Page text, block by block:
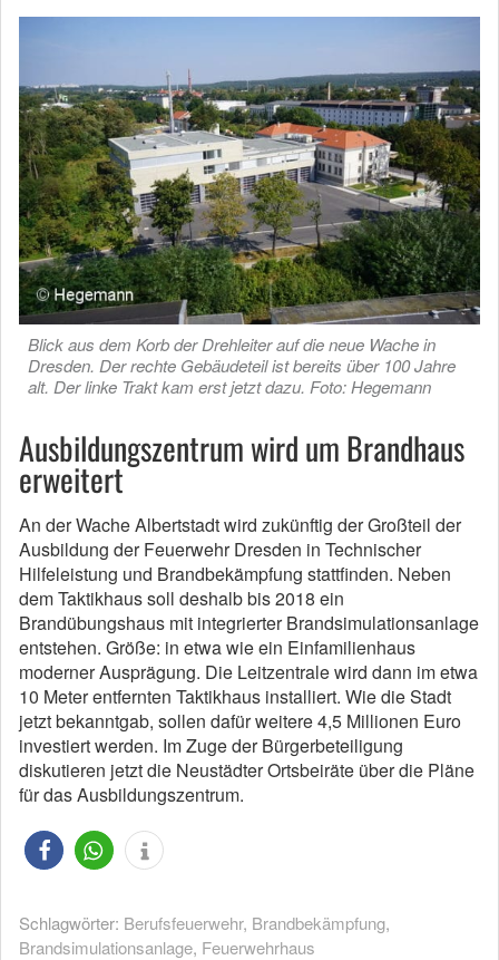
Blick aus dem Korb der Drehleiter auf die neue Wache in
Dresden. Der rechte Gebäudeteil ist bereits über 100 Jahre
alt. Der linke Trakt kam erst jetzt dazu. Foto: Hegemann
Ausbildungszentrum wird um Brandhaus
erweitert
An der Wache Albertstadt wird zukünftig der Großteil der
Ausbildung der Feuerwehr Dresden in Technischer
Hilfeleistung und Brandbekämpfung stattfinden. Neben
dem Taktikhaus soll deshalb bis 2018 ein
Brandübungshaus mit integrierter Brandsimulationsanlage
entstehen. Größe: in etwa wie ein Einfamilienhaus
moderner Ausprägung. Die Leitzentrale wird dann im etwa
10 Meter entfernten Taktikhaus installiert. Wie die Stadt
jetzt bekanntgab, sollen dafür weitere 4,5 Millionen Euro
investiert werden. Im Zuge der Bürgerbeteiligung
diskutieren jetzt die Neustädter Ortsbeiräte über die Pläne
für das Ausbildungszentrum.
Schlagwörter: Berufsfeuerwehr, Brandbekämpfung,
Brandsimulationsanlage, Feuerwehrhaus